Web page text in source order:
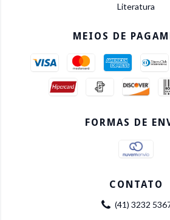
Literatura
MEIOS DE
FORMAS DE
CONTATO
(41) 3232